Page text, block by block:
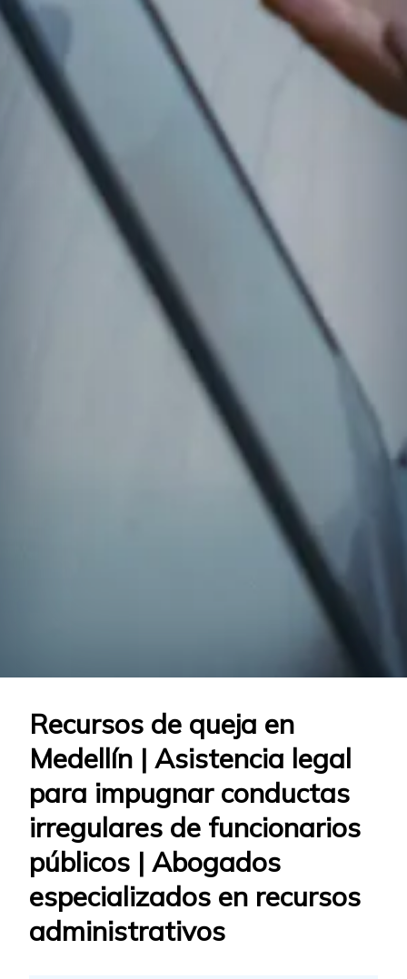
Recursos de queja en
Medellín | Asistencia legal
para impugnar conductas
irregulares de funcionarios
públicos | Abogados
especializados en recursos
administrativos